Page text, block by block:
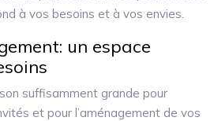
à vos besoins et à vos envies.
un espace
suffisamment grande pour
et pour l’aménagement de vos